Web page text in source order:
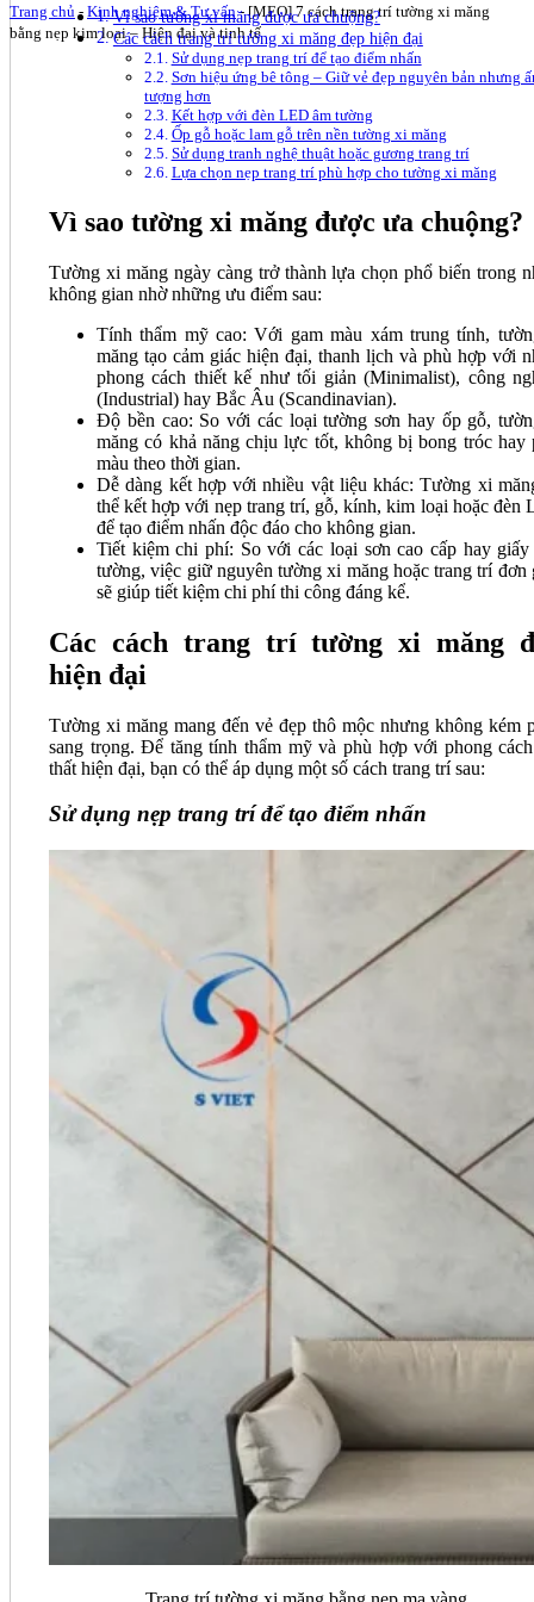
Trang chủ - Kinh nghiệm & Tư vấn-[MẸO] 7 cách trang trí tường xi măng
bằng nẹp kim loại – Hiện đại và tinh tế
Vì sao tường xi măng được ưa chuộng?
Các cách trang trí tường xi măng đẹp hiện đại
Sử dụng nẹp trang trí để tạo điểm nhấn
Sơn hiệu ứng bê tông – Giữ vẻ đẹp nguyên bản nhưng
tượng hơn
Kết hợp với đèn LED âm tường
Ốp gỗ hoặc lam gỗ trên nền tường xi măng
Sử dụng tranh nghệ thuật hoặc gương trang trí
Lựa chọn nẹp trang trí phù hợp cho tường xi măng
Vì sao tường xi măng được ưa chuộng?
Tường xi măng ngày càng trở thành lựa chọn phổ biến trong
không gian nhờ những ưu điểm sau:
Tính thẩm mỹ cao: Với gam màu xám trung tính,
măng tạo cảm giác hiện đại, thanh lịch và phù hợp với
phong cách thiết kế như tối giản (Minimalist), công
(Industrial) hay Bắc Âu (Scandinavian).
Độ bền cao: So với các loại tường sơn hay ốp gỗ,
măng có khả năng chịu lực tốt, không bị bong tróc hay
màu theo thời gian.
Dễ dàng kết hợp với nhiều vật liệu khác: Tường xi
thể kết hợp với nẹp trang trí, gỗ, kính, kim loại hoặc đèn
để tạo điểm nhấn độc đáo cho không gian.
Tiết kiệm chi phí: So với các loại sơn cao cấp hay giấy
tường, việc giữ nguyên tường xi măng hoặc trang trí đơn
sẽ giúp tiết kiệm chi phí thi công đáng kể.
Các cách trang trí tường xi măng
hiện đại
Tường xi măng mang đến vẻ đẹp thô mộc nhưng không kém
sang trọng. Để tăng tính thẩm mỹ và phù hợp với phong
thất hiện đại, bạn có thể áp dụng một số cách trang trí sau:
Sử dụng nẹp trang trí để tạo điểm nhấn